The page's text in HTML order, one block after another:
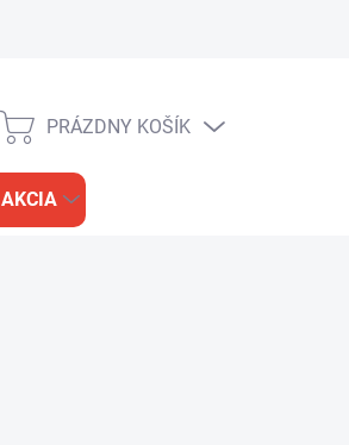
NÁKUPNÝ
PRÁZDNY KOŠÍK
AKCIA